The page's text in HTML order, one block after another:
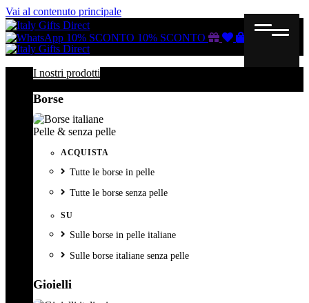
Vai al contenuto principale
10% SCONTO 10% SCONTO
Buono
ListaCarrello
I nostri prodotti
Borse
Pelle & senza pelle
ACQUISTA
Tutte le borse in pelle
Tutte le borse senza pelle
SU
Sulle borse in pelle italiane
Sulle borse italiane senza pelle
Gioielli